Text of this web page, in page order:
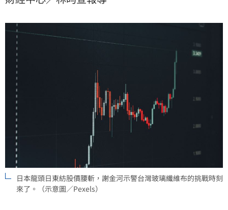
日本龍頭日東紡股價腰斬，謝金河示警台灣玻璃纖維布的挑戰時刻
來了。（示意圖／Pexels）